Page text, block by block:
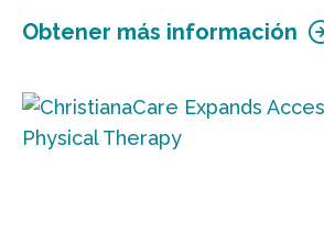
Obtener más información